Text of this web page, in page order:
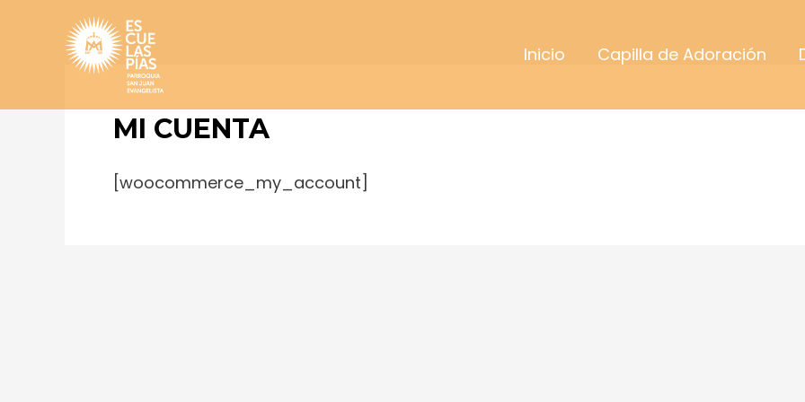
Inicio Capilla de Adoración
MI CUENTA
[woocommerce_my_account]